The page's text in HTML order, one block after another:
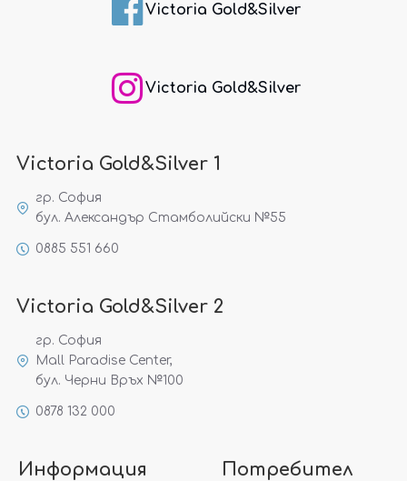
Victoria Gold&Silver
Victoria Gold&Silver
Victoria Gold&Silver 1
гр. София
бул. Александър Стамболийски №55
0885 551 660
Victoria Gold&Silver 2
гр. София
Mall Paradise Center,
бул. Черни Връх №100
0878 132 000
Информация Потребител